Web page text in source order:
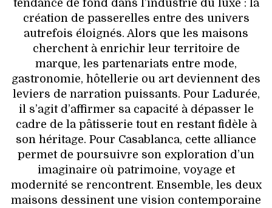
tendance de fond dans l’industrie du luxe : la
création de passerelles entre des univers
autrefois éloignés. Alors que les maisons
cherchent à enrichir leur territoire de
marque, les partenariats entre mode,
gastronomie, hôtellerie ou art deviennent des
leviers de narration puissants. Pour Ladurée,
il s’agit d’affirmer sa capacité à dépasser le
cadre de la pâtisserie tout en restant fidèle à
son héritage. Pour Casablanca, cette alliance
permet de poursuivre son exploration d’un
imaginaire où patrimoine, voyage et
modernité se rencontrent. Ensemble, les deux
maisons dessinent une vision contemporaine